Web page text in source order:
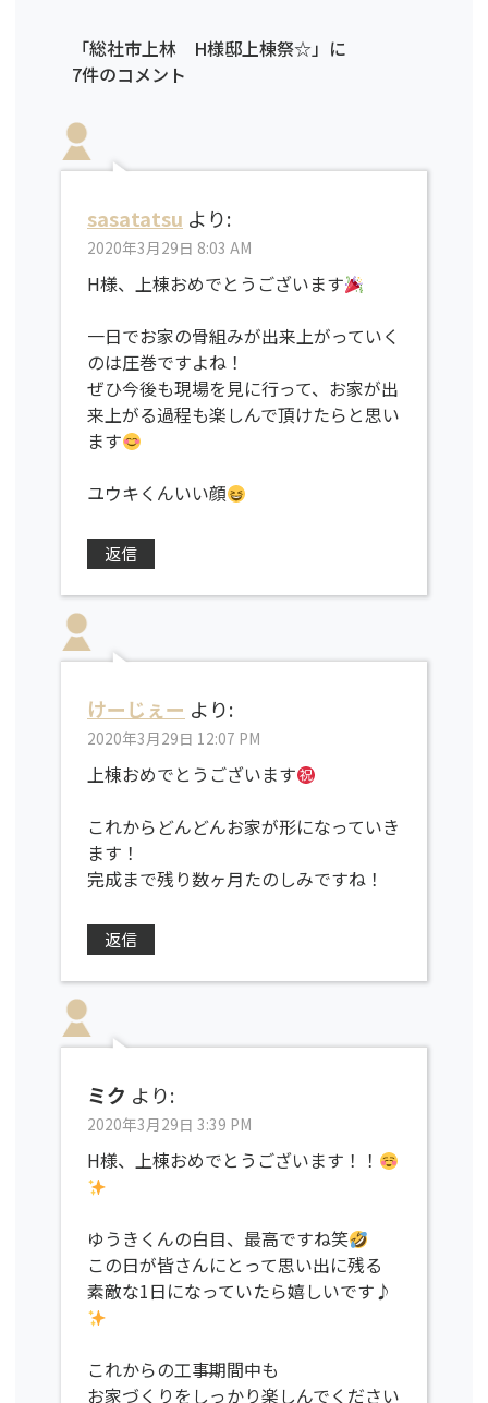
「総社市上林 H様邸上棟祭☆」に
7件のコメント
sasatatsu より:
2020年3月29日 8:03 AM
H様、上棟おめでとうございます
一日でお家の骨組みが出来上がっていく
のは圧巻ですよね！
ぜひ今後も現場を見に行って、お家が出
来上がる過程も楽しんで頂けたらと思い
ます
ユウキくんいい顔
返信
けーじぇー より:
2020年3月29日 12:07 PM
上棟おめでとうございます
これからどんどんお家が形になっていき
ます！
完成まで残り数ヶ月たのしみですね！
返信
ミク より:
2020年3月29日 3:39 PM
H様、上棟おめでとうございます！！
ゆうきくんの白目、最高ですね笑
この日が皆さんにとって思い出に残る
素敵な1日になっていたら嬉しいです♪
これからの工事期間中も
お家づくりをしっかり楽しんでください